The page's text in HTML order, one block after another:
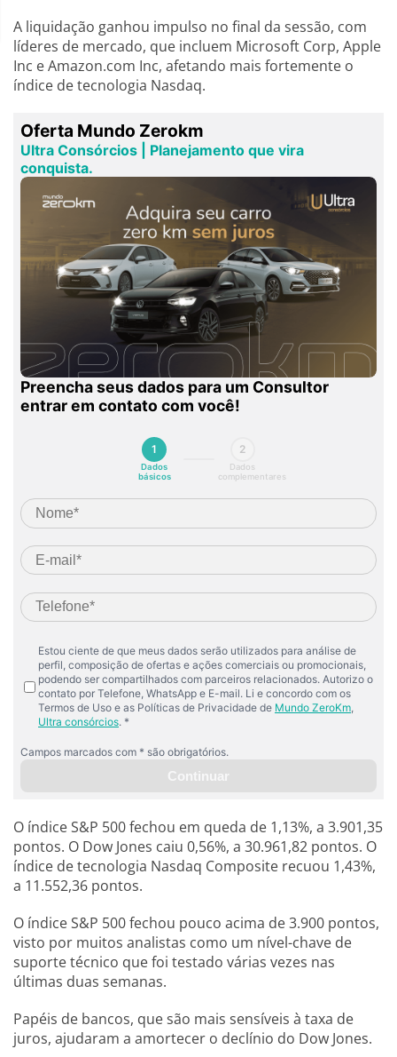
A liquidação ganhou impulso no final da sessão, com
líderes de mercado, que incluem Microsoft Corp, Apple
Inc e Amazon.com Inc, afetando mais fortemente o
índice de tecnologia Nasdaq.
O índice S&P 500 fechou em queda de 1,13%, a 3.901,35
pontos. O Dow Jones caiu 0,56%, a 30.961,82 pontos. O
índice de tecnologia Nasdaq Composite recuou 1,43%,
a 11.552,36 pontos.
O índice S&P 500 fechou pouco acima de 3.900 pontos,
visto por muitos analistas como um nível-chave de
suporte técnico que foi testado várias vezes nas
últimas duas semanas.
Papéis de bancos, que são mais sensíveis à taxa de
juros, ajudaram a amortecer o declínio do Dow Jones.